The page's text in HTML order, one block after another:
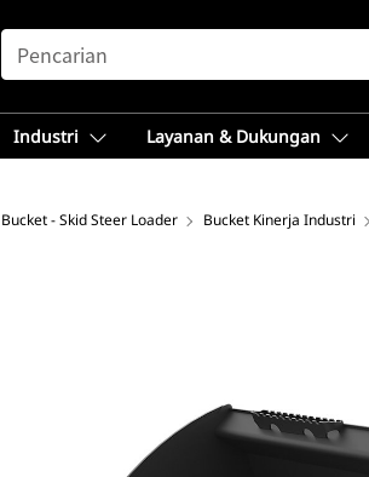
SEARCH
Industri Layanan & Dukungan
Bucket - Skid Steer Loader Bucket Kinerja Industri